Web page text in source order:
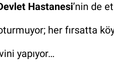
Hastanesi’nin de
her fırsatta
yapıyor…